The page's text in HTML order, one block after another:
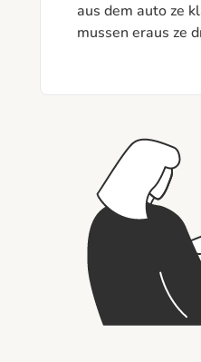
aus dem auto ze
mussen eraus ze